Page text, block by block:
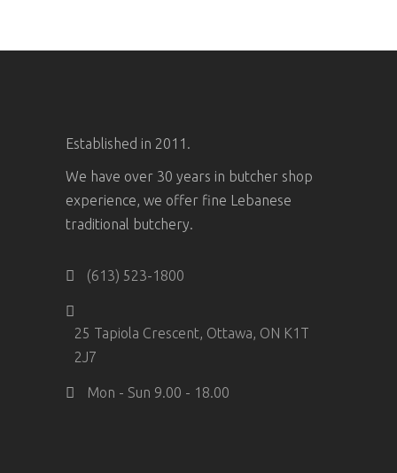
Established in 2011.
We have over 30 years in butcher shop
experience, we offer fine Lebanese
traditional butchery.
(613) 523-1800
25 Tapiola Crescent, Ottawa, ON K1T
2J7
Mon - Sun 9.00 - 18.00